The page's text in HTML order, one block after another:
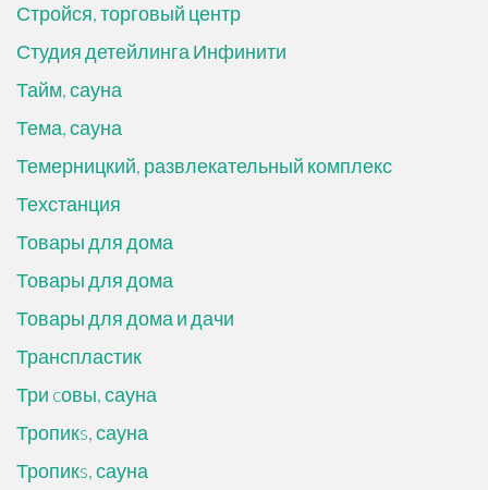
Стройся, торговый центр
Студия детейлинга Инфинити
Тайм, сауна
Тема, сауна
Темерницкий, развлекательный комплекс
Техстанция
Товары для дома
Товары для дома
Товары для дома и дачи
Транспластик
Три cовы, сауна
Тропикs, сауна
Тропикs, сауна